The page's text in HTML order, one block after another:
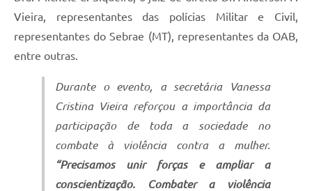
Vieira, representantes das polícias Militar e Civil,
representantes do Sebrae (MT), representantes da OAB,
entre outras.
Durante o evento, a secretária Vanessa
Cristina Vieira reforçou a importância da
participação de toda a sociedade no
combate à violência contra a mulher.
“Precisamos unir forças e ampliar a
conscientização. Combater a violência